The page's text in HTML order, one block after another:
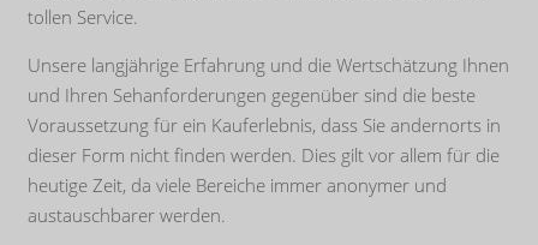
tollen Service.
Unsere langjährige Erfahrung und die Wertschätzung Ihnen
und Ihren Sehanforderungen gegenüber sind die beste
Voraussetzung für ein Kauferlebnis, dass Sie andernorts in
dieser Form nicht finden werden. Dies gilt vor allem für die
heutige Zeit, da viele Bereiche immer anonymer und
austauschbarer werden.